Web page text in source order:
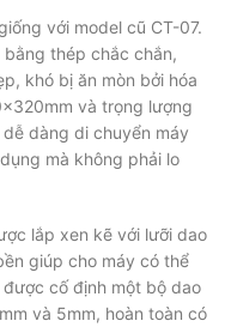
với model cũ CT-07.
thép chắc chắn,
khó bị ăn mòn bởi hóa
và trọng lượng
dàng di chuyển máy
mà không phải lo
lắp xen kẽ với lưỡi dao
giúp cho máy có thể
cố định một bộ dao
và 5mm, hoàn toàn có